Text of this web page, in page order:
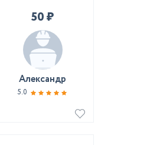
50 ₽
Александр
5.0